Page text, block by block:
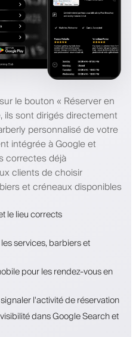
le bouton « Réserver en
ils sont dirigés directement
personnalisé de votre
intégrée à Google et
correctes déjà
clients de choisir
et créneaux disponibles
le lieu corrects
services, barbiers et
pour les rendez-vous en
l'activité de réservation
dans Google Search et